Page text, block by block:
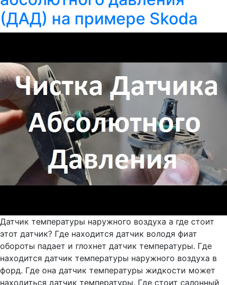
(ДАД) на примере Skoda
Датчик температуры наружного воздуха а где стоит
этот датчик? Где находится датчик володя фиат
обороты падает и глохнет датчик температуры. Где
находится датчик температуры наружного воздуха в
форд. Где она датчик температуры жидкости может
находиться датчик температуры. Где стоит салонный